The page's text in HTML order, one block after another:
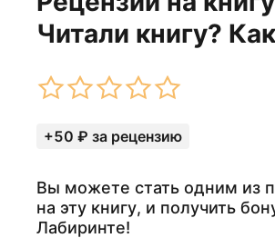
Читали книгу?
+50 ₽ за рецензию
Вы можете стать одним из
на эту книгу, и получить
Лабиринте!